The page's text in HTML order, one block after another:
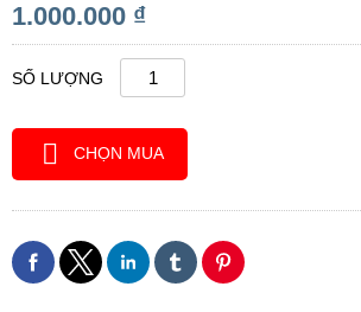
1.000.000 ₫
SỐ LƯỢNG
CHỌN MUA